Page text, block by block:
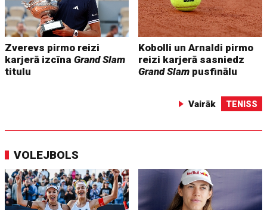
Zverevs pirmo reizi
karjerā izcīnaGrand Slam
titulu
Kobolli un Arnaldi pirmo
reizi karjerā sasniedz
Grand Slam pusfinālu
Vairāk TENISS
VOLEJBOLS